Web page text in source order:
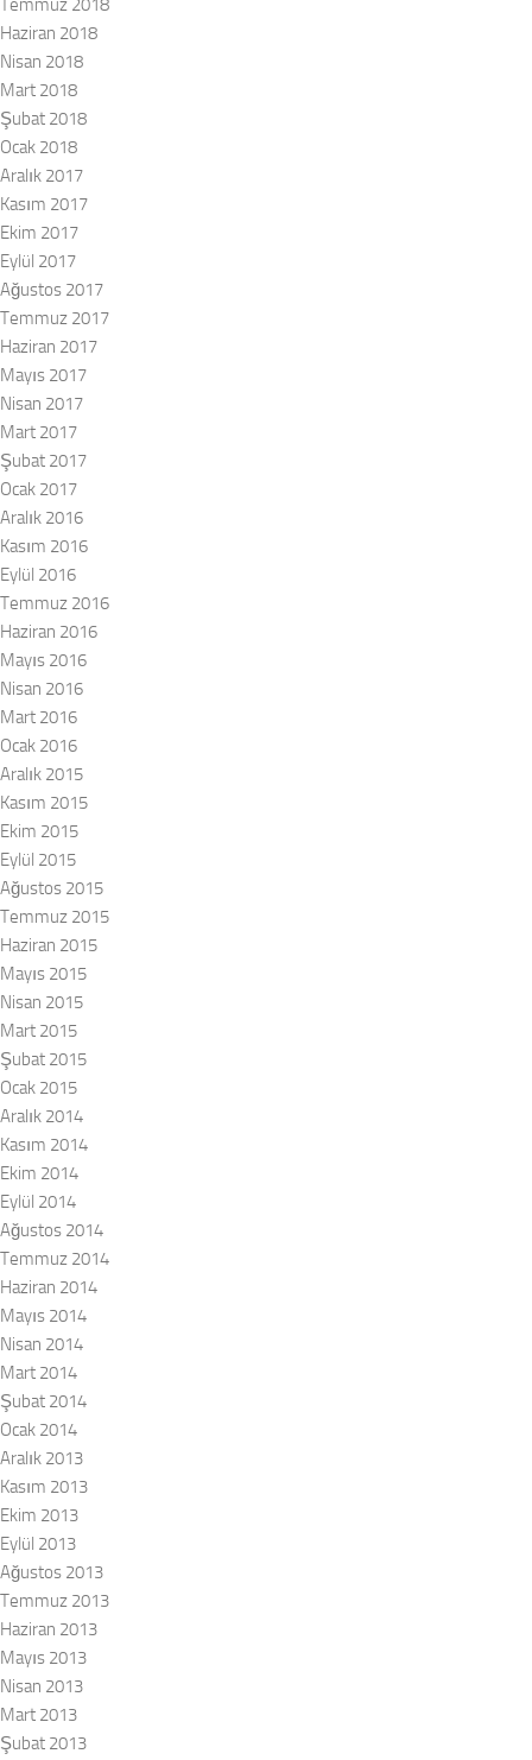
Temmuz 2018
Haziran 2018
Nisan 2018
Mart 2018
Şubat 2018
Ocak 2018
Aralık 2017
Kasım 2017
Ekim 2017
Eylül 2017
Ağustos 2017
Temmuz 2017
Haziran 2017
Mayıs 2017
Nisan 2017
Mart 2017
Şubat 2017
Ocak 2017
Aralık 2016
Kasım 2016
Eylül 2016
Temmuz 2016
Haziran 2016
Mayıs 2016
Nisan 2016
Mart 2016
Ocak 2016
Aralık 2015
Kasım 2015
Ekim 2015
Eylül 2015
Ağustos 2015
Temmuz 2015
Haziran 2015
Mayıs 2015
Nisan 2015
Mart 2015
Şubat 2015
Ocak 2015
Aralık 2014
Kasım 2014
Ekim 2014
Eylül 2014
Ağustos 2014
Temmuz 2014
Haziran 2014
Mayıs 2014
Nisan 2014
Mart 2014
Şubat 2014
Ocak 2014
Aralık 2013
Kasım 2013
Ekim 2013
Eylül 2013
Ağustos 2013
Temmuz 2013
Haziran 2013
Mayıs 2013
Nisan 2013
Mart 2013
Şubat 2013